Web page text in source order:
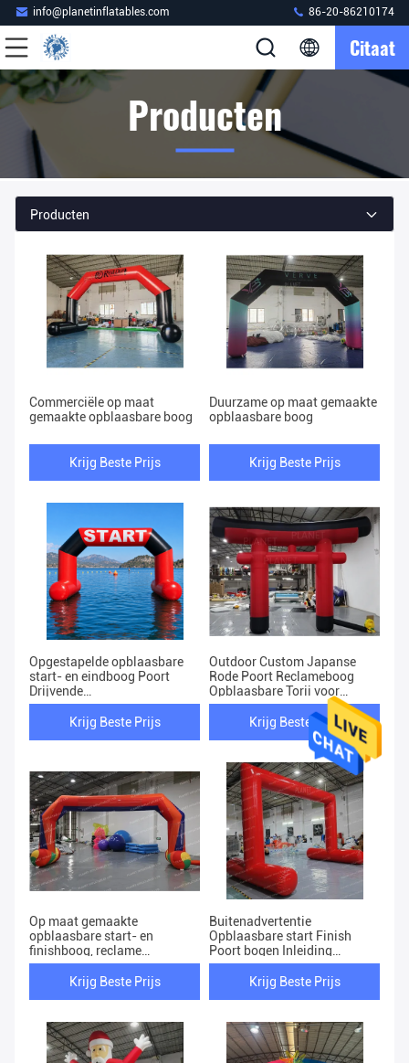
info@planetinflatables.com 86-20-86210174
Citaat
Producten
Producten
Commerciële op maat
gemaakte opblaasbare boog
Krijg Beste Prijs
Duurzame op maat gemaakte
opblaasbare boog
Krijg Beste Prijs
Opgestapelde opblaasbare
start- en eindboog Poort
Drijvende
watersportwedstrijdboog
voor zwemwedstrijden
Krijg Beste Prijs
Outdoor Custom Japanse
Rode Poort Reclameboog
Opblaasbare Torii voor
Evenement
Krijg Beste Prijs
Op maat gemaakte
opblaasbare start- en
finishboog, reclame
opblaasbare sportboogpoort
te koopKrijg Beste Prijs
Buitenadvertentie
Opblaasbare start Finish
Poort bogen Inleiding
Marathon Doelwedstrijd
Opblaasbare boog
Krijg Beste Prijs